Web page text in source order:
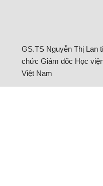
GS.TS Nguyễn Thị Lan
chức Giám đốc Học
Việt Nam